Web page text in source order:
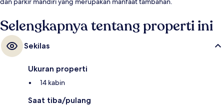
Selengkapnya tentang properti ini
Sekilas
Ukuran properti
14 kabin
Saat tiba/pulang